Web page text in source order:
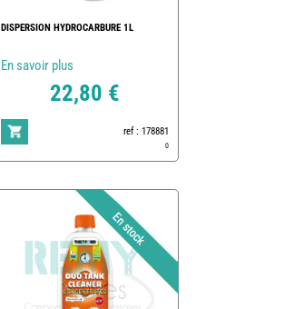
DISPERSION HYDROCARBURE 1L
En savoir plus
22,80 €
ref : 178881
0